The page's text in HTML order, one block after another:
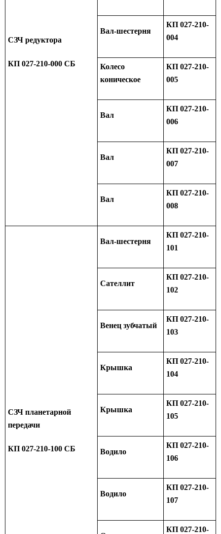
СЗЧ редуктора
КП 027-210-000 СБ
Вал-шестерня
КП 027-210-
004
Колесо
коническое
КП 027-210-
005
Вал
КП 027-210-
006
Вал
КП 027-210-
007
Вал
КП 027-210-
008
СЗЧ планетарной
передачи
КП 027-210-100 СБ
Вал-шестерня
КП 027-210-
101
Сателлит
КП 027-210-
102
Венец зубчатый
КП 027-210-
103
Крышка
КП 027-210-
104
Крышка
КП 027-210-
105
Водило
КП 027-210-
106
Водило
КП 027-210-
107
КП 027-210-